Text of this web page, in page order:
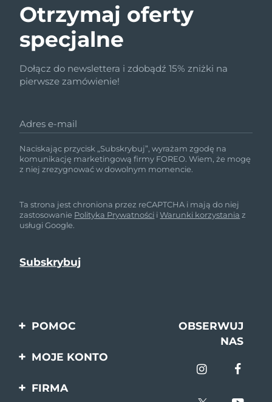
Otrzymaj oferty
specjalne
Dołącz do newslettera i zdobądź 15% zniżki na
pierwsze zamówienie!
Adres e-mail
Naciskając przycisk „Subskrybuj”, wyrażam zgodę na
komunikację marketingową firmy FOREO. Wiem, że mogę
z niej zrezygnować w dowolnym momencie.
Ta strona jest chroniona przez reCAPTCHA i mają do niej
zastosowanie Polityka Prywatności iWarunki korzystania z
usługi Google.
POMOC
Kontakt
OBSERWUJ
NAS
MOJE KONTO
FIRMA